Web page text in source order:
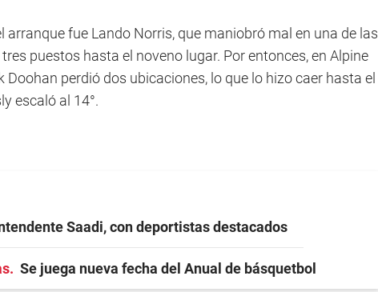
arranque fue Lando Norris, que maniobró mal en una de las
puestos hasta el noveno lugar. Por entonces, en Alpine
perdió dos ubicaciones, lo que lo hizo caer hasta el
escaló al 14°.
Saadi, con deportistas destacados
Se juega nueva fecha del Anual de básquetbol